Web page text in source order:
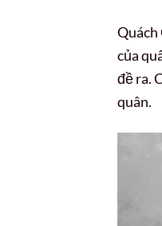
của
đề ra.
quân.